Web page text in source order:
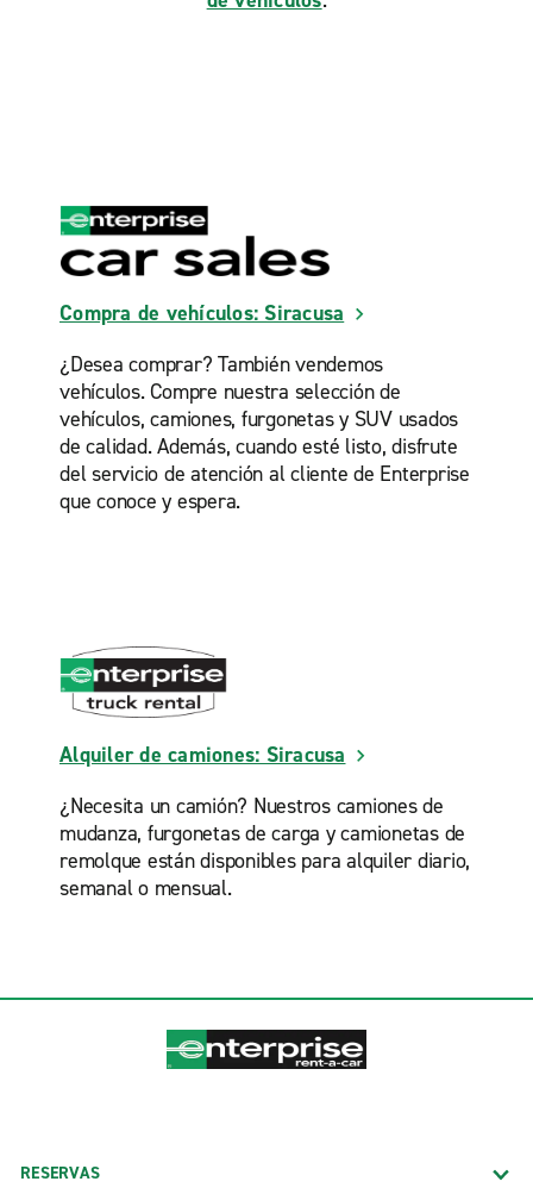
Compra de vehículos: Siracusa
¿Desea comprar? También vendemos
vehículos. Compre nuestra selección de
vehículos, camiones, furgonetas y SUV usados
de calidad. Además, cuando esté listo, disfrute
del servicio de atención al cliente de Enterprise
que conoce y espera.
Alquiler de camiones: Siracusa
¿Necesita un camión? Nuestros camiones de
mudanza, furgonetas de carga y camionetas de
remolque están disponibles para alquiler diario,
semanal o mensual.
RESERVAS